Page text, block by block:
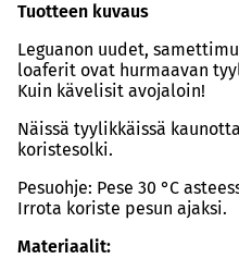
Tuotteen kuvaus
Leguanon uudet,
loaferit ovat hurmaavan
Kuin kävelisit avojaloin!
Näissä tyylikkäissä
koristesolki.
Pesuohje: Pese 30 °C
Irrota koriste pesun ajaksi.
Materiaalit: